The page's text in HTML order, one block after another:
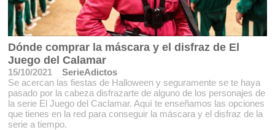
Dónde comprar la máscara y el disfraz de El
Juego del Calamar
15/10/2021
SerieAdictos
Se acercan las fiestas de Halloween y seguramente se te haya
pasado por la cabeza disfrazarte de alguno de los personajes de
la serie El Juego del Caclamar. Aquí te enseñamos las opciones
que tienes en la red para conseguir la máscara y el disfraz de la
serie a tiempo.